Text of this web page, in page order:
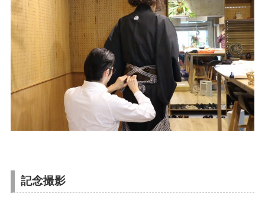
記念撮影